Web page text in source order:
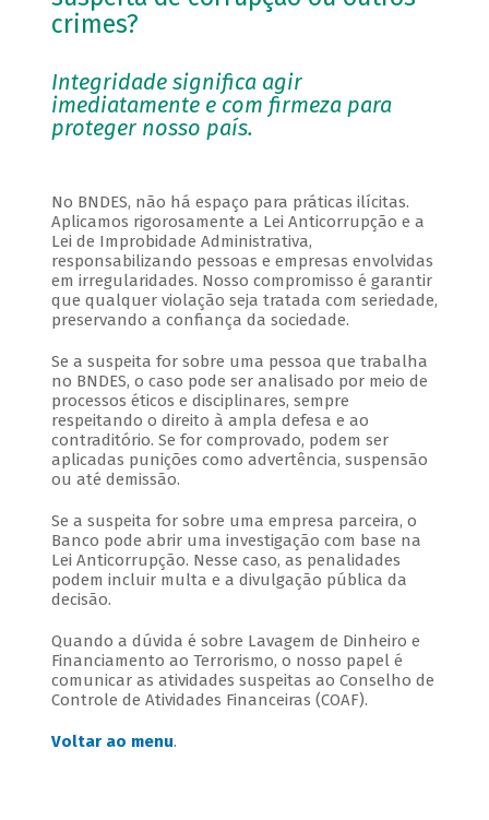
crimes?
Integridade significa agir
imediatamente e com firmeza para
proteger nosso país.
No BNDES, não há espaço para práticas ilícitas.
Aplicamos rigorosamente a Lei Anticorrupção e a
Lei de Improbidade Administrativa,
responsabilizando pessoas e empresas envolvidas
em irregularidades. Nosso compromisso é garantir
que qualquer violação seja tratada com seriedade,
preservando a confiança da sociedade.
Se a suspeita for sobre uma pessoa que trabalha
no BNDES, o caso pode ser analisado por meio de
processos éticos e disciplinares, sempre
respeitando o direito à ampla defesa e ao
contraditório. Se for comprovado, podem ser
aplicadas punições como advertência, suspensão
ou até demissão.
Se a suspeita for sobre uma empresa parceira, o
Banco pode abrir uma investigação com base na
Lei Anticorrupção. Nesse caso, as penalidades
podem incluir multa e a divulgação pública da
decisão.
Quando a dúvida é sobre Lavagem de Dinheiro e
Financiamento ao Terrorismo, o nosso papel é
comunicar as atividades suspeitas ao Conselho de
Controle de Atividades Financeiras (COAF).
Voltar ao menu.